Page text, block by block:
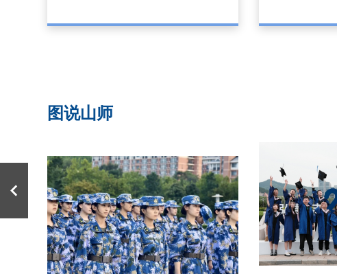
王延斌 通讯员 巩固）物质在冰点上下
波动而发生冻结与融化交替的现象便是
图说山师
